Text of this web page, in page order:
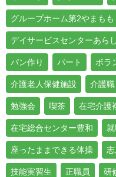
グループホーム第2やまもも
デイサービスセンターあら
パン作り パート ボラ
介護老人保健施設 介護職
勉強会 喫茶 在宅介護
在宅総合センター豊和
座ったままできる体操
技能実習生 正職員 研